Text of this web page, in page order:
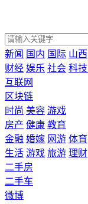
新闻 国内 国际 山西
财经 娱乐 社会 科技
互联网
区块链
时尚 美容 游戏
房产 健康 教育
金融 婚嫁 网游 体育
生活 游戏 旅游 理财
二手房
二手车
微博